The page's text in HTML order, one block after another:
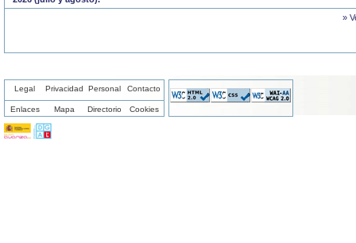
»
Legal Privacidad Personal Contacto
Enlaces Mapa Directorio Cookies